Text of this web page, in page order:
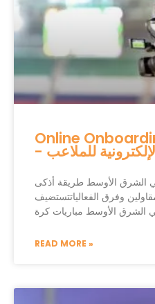
Online
الإلكترونية للملاعب
الشرق الأوسط طريقة أذكى
وفرق الفعالياتتستضيف
الشرق الأوسط مباريات كرة
READ MORE »